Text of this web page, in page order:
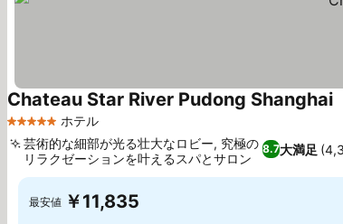
5 ホテルのランク
ホテル
Chateau Star River Pudong Shanghai
8.7大満足
芸術的な細部が光る壮大なロビー, 究極の
リラクゼーションを叶えるスパとサロン
最安値 ￥11,835